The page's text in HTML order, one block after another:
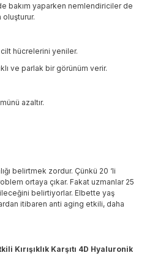
bakım yaparken nemlendiriciler de
hücrelerini yeniler.
ve parlak bir görünüm verir.
azaltır.
belirtmek zordur. Çünkü 20 ‘li
ortaya çıkar. Fakat uzmanlar 25
belirtiyorlar. Elbette yaş
itibaren anti aging etkili, daha
Kırışıklık Karşıtı 4D Hyaluronik